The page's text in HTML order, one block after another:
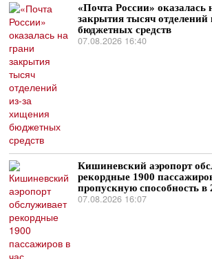
«Почта России» оказалась
закрытия тысяч
бюджетных средств
07.08.2026 16:40
Кишиневский аэропорт
рекордные 1900
пропускную способность в
07.08.2026 16:07